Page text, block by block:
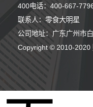
400电话：400-667-
联系人：零食大明星
Copyright © 2010-2020
9分钟前 崔女士 正在咨询